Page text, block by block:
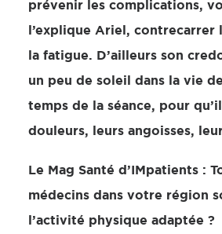
prévenir les complications,
l’explique Ariel, contrecarrer
la fatigue. D’ailleurs son
un peu de soleil dans la vie
temps de la séance, pour
douleurs, leurs angoisses,
Le Mag Santé d’IMpatients :
médecins dans votre région
l’activité physique adaptée ?